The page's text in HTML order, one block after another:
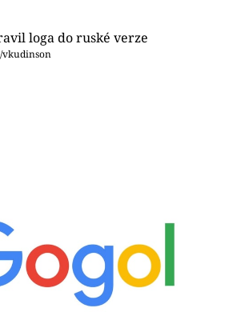
loga do ruské verze
vkudinson